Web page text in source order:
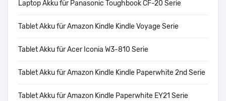
Laptop Akku für Panasonic Toughbook CF-20 Serie
Tablet Akku für Amazon Kindle Kindle Voyage Serie
Tablet Akku für Acer Iconia W3-810 Serie
Tablet Akku für Amazon Kindle Kindle Paperwhite 2nd Serie
Tablet Akku für Amazon Kindle Paperwhite EY21 Serie